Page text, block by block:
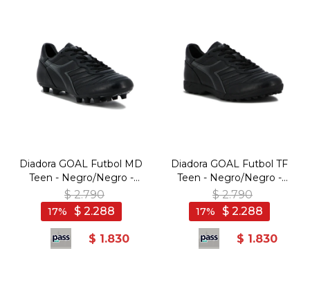
Diadora GOAL Futbol MD
Teen - Negro/Negro -
Negro-Negro
$ 2.790
$ 2.288
17
$ 1.830
Diadora GOAL Futbol TF
Teen - Negro/Negro -
Negro-Negro
$ 2.790
$ 2.288
17
$ 1.830